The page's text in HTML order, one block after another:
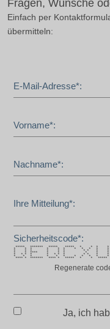
Fragen, Wünsche
Einfach per
übermitteln:
E-Mail-Adresse*:
Vorname*:
Nachname*:
Ihre Mitteilung*:
Sicherheitscode*:
***** ******* ***** ***** * * * *
* * * * * * * * * * *
* * * * * * * * * *
* * **** * * * * * *
* * * * * * * * * * * *
* * * * * * * * * * *
**** * ******* **** * ***** * * *****
Regenerate
Ja, ich